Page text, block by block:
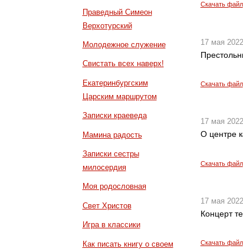
Праведный Симеон
Верхотурский
Молодежное служение
Свистать всех наверх!
Екатеринбургским
Царским маршрутом
Записки краеведа
Мамина радость
Записки сестры
милосердия
Моя родословная
Свет Христов
Игра в классики
Как писать книгу о своем
Скачать файл
17 мая 2022
Скачать файл
17 мая 2022
О центре
Скачать файл
17 мая 2022
Концерт
Скачать файл